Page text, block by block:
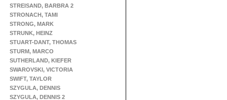
STREISAND, BARBRA 2
STRONACH, TAMI
STRONG, MARK
STRUNK, HEINZ
STUART-DANT, THOMAS
STURM, MARCO
SUTHERLAND, KIEFER
SWAROVSKI, VICTORIA
SWIFT, TAYLOR
SZYGULA, DENNIS
SZYGULA, DENNIS 2